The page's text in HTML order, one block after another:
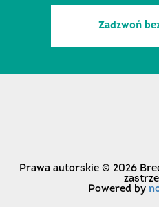
Zadzwoń
Prawa autorskie © 2026
Powered by